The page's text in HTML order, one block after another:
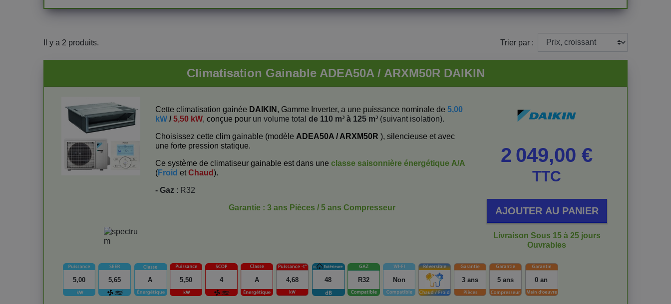
Il y a 2 produits. Trier par :
Climatisation Gainable ADEA50A / ARXM50R DAIKIN
Cette climatisation gainée DAIKIN , Gamme Inverter, a une puissance nominale de 5,00
kW /5,50 kW, conçue pour un volume total de 110 m³ à 125 m³ (suivant isolation).
Choisissez cette clim gainable (modèle ADEA50A / ARXM50R ), silencieuse et avec
une forte pression statique.
Ce système de climatiseur gainable est dans une classe saisonnière énergétique A/A
(Froid et Chaud).
- Gaz : R32
Garantie : 3 ans Pièces / 5 ans Compresseur
2 049,00 €
TTC
AJOUTER AU PANIER
Livraison Sous 15 à 25 jours
Ouvrables
3 ans 5 ans 0 an
5,00 5,50 4,68
5,65 A 4 A Non
48 R32